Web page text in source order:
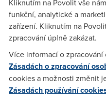
dslforum.cz(28.10.2006
dslforum.cz http://
http://www.dslforum.cz
Anonym(28.10.2006
Jdete se bodnout s tim
Kliknutím na Povolit vše
funkční, analytické a
zařízení. Kliknutím na
zpracování úplně zakázat.
Více informací o
Zásadách o zpracování
cookies a možnosti změnit
Zásadách používání